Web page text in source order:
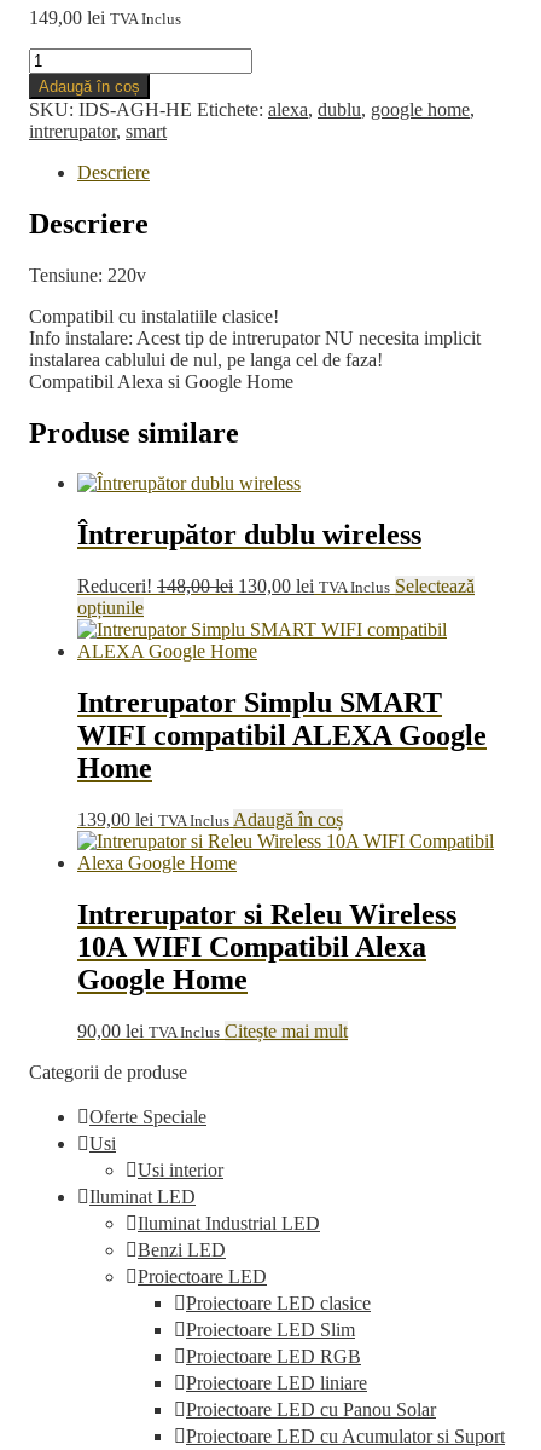
149,00 lei TVA Inclus
Cantitate
Intrerupator
Dublu
SMART
WIFI
compatibil
ALEXA
Google
Home
Adaugă în coș
SKU: IDS-AGH-HE Etichete: alexa, dublu, google home,
intrerupator, smart
Descriere
Descriere
Tensiune: 220v
Compatibil cu instalatiile clasice!
Info instalare: Acest tip de intrerupator NU necesita implicit
instalarea cablului de nul, pe langa cel de faza!
Compatibil Alexa si Google Home
Produse similare
Întrerupător dublu wireless
Reduceri! 148,00lei Prețul
a
fost:
130,00 lei Prețul
este:
TVA Inclus Selectează
opțiunileAcest
produs
are
variații.
Opțiunile
fi
în
pagina
produsului.
Intrerupator Simplu SMART
WIFI compatibil ALEXA Google
Home
139,00 lei TVA Inclus Adaugă în coș
Intrerupator si Releu Wireless
10A WIFI Compatibil Alexa
Google Home
90,00 lei TVA Inclus Citește mai mult
Categorii de produse
Oferte Speciale
Usi
Usi interior
Iluminat LED
Iluminat Industrial LED
Benzi LED
Proiectoare LED
Proiectoare LED clasice
Proiectoare LED Slim
Proiectoare LED RGB
Proiectoare LED liniare
Proiectoare LED cu Panou Solar
Proiectoare LED cu Acumulator si Suport